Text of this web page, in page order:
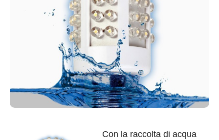
Con la raccolta di acqua